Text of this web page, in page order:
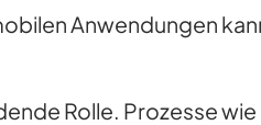
Anwendungen
Rolle. Prozesse